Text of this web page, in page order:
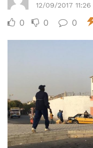
12/09/2017 11:26
0 0 0